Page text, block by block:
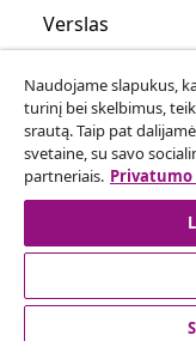
Verslas
vidaXL
Atraskite
Naudojame slapukus,
turinį bei skelbimus,
srautą. Taip pat
svetaine, su savo
partneriais.